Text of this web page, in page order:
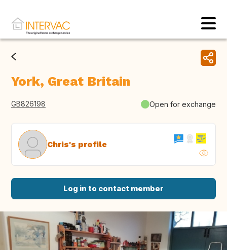
York, Great Britain
GB826198 Open for exchange
Chris's profile
Log in to contact member